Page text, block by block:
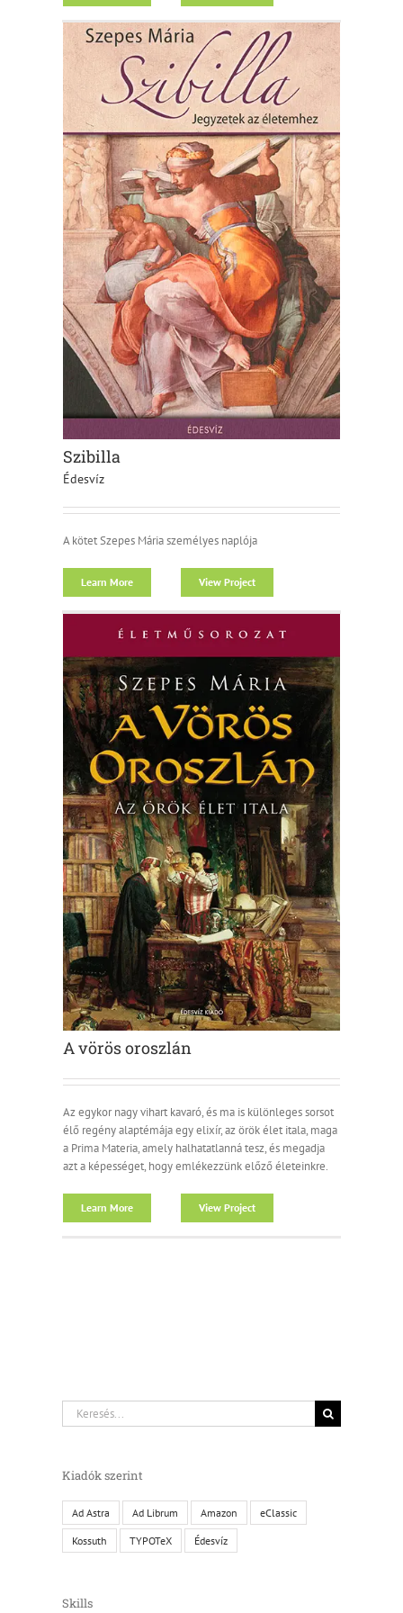
Szibilla
Édesvíz
A kötet Szepes Mária személyes naplója
Learn More View Project
A vörös oroszlán
Az egykor nagy vihart kavaró, és ma is különleges sorsot
élő regény alaptémája egy elixír, az örök élet itala, maga
a Prima Materia, amely halhatatlanná tesz, és megadja
azt a képességet, hogy emlékezzünk előző életeinkre.
Learn More View Project
Keresés...
Kiadók szerint
Ad Astra Ad Librum Amazon eClassic
Kossuth TYPOTeX Édesvíz
Skills